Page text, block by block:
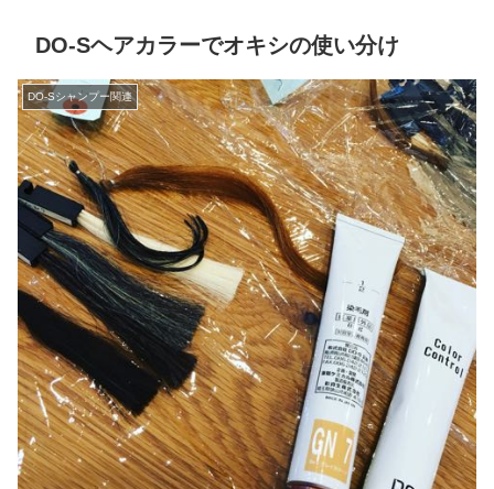
DO-Sヘアカラーでオキシの使い分け
DO-Sシャンプー関連